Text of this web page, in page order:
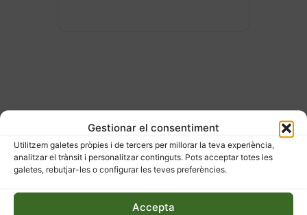
Gestionar el consentiment
Utilitzem galetes pròpies i de tercers per millorar la teva experiència,
analitzar el trànsit i personalitzar continguts. Pots acceptar totes les
galetes, rebutjar-les o configurar les teves preferències.
Accepta
ESDEVENIMENTS
RELACIONATS